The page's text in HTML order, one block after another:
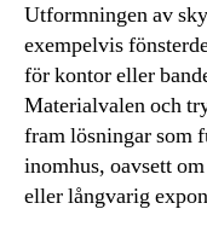
Utformningen av
exempelvis
för kontor eller
Materialvalen och
fram lösningar som
inomhus, oavsett
eller långvarig